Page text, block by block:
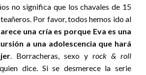
no significa que los chavales de 15
Por favor, todos hemos ido al
una cría es porque Eva es una
a una adolescencia que hará
. Borracheras, sexo y rock & roll
dice. Si se desmerece la serie